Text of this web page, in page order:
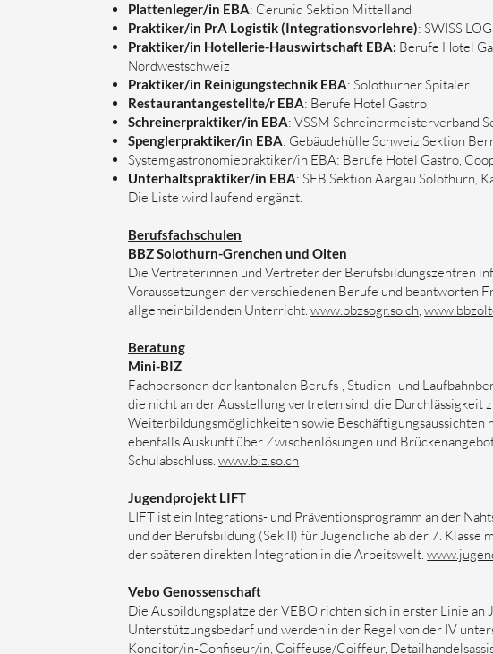
Plattenleger/in EBA: Ceruniq Sektion Mittelland
Praktiker/in PrA Logistik (Integrationsvorlehre): SWISS
Praktiker/in Hotellerie-Hauswirtschaft EBA: Berufe Hotel
Nordwestschweiz
Praktiker/in Reinigungstechnik EBA: Solothurner Spitäler
Restaurantangestellte/r EBA: Berufe Hotel Gastro
Schreinerpraktiker/in EBA: VSSM Schreinermeisterverband
Spenglerpraktiker/in EBA: Gebäudehülle Schweiz Sektion
Systemgastronomiepraktiker/in EBA: Berufe Hotel Gastro,
Unterhaltspraktiker/in EBA: SFB Sektion Aargau Solothurn,
Die Liste wird laufend ergänzt.
Berufsfachschulen
BBZ Solothurn-Grenchen und Olten
Die Vertreterinnen und Vertreter der Berufsbildungszentren
Voraussetzungen der verschiedenen Berufe und beantworten
allgemeinbildenden Unterricht.www.bbzsogr.so.ch,
Beratung
Mini-BIZ
Fachpersonen der kantonalen Berufs-, Studien- und
die nicht an der Ausstellung vertreten sind, die Durchlässigkeit
Weiterbildungsmöglichkeiten sowie Beschäftigungsaussichten
ebenfalls Auskunft über Zwischenlösungen und
Schulabschluss.www.biz.so.ch
Jugendprojekt LIFT
LIFT ist ein Integrations- und Präventionsprogramm an der
und der Berufsbildung (Sek II) für Jugendliche ab der 7. Klasse
der späteren direkten Integration in die Arbeitswelt.
Vebo Genossenschaft
Die Ausbildungsplätze der VEBO richten sich in erster Linie an
Unterstützungsbedarf und werden in der Regel von der IV
Konditor/in-Confiseur/in, Coiffeuse/Coiffeur,